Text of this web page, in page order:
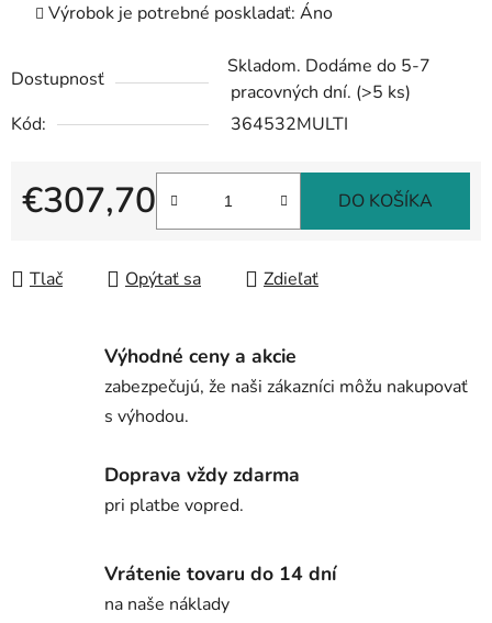
Výrobok je potrebné poskladať: Áno
Dostupnosť
Skladom. Dodáme do 5-7
pracovných dní. (>5 ks)
Kód:
364532MULTI
€307,70 DO KOŠÍKA
Tlač Opýtať sa Zdieľať
Výhodné ceny a akcie
zabezpečujú, že naši zákazníci môžu nakupovať
s výhodou.
Doprava vždy zdarma
pri platbe vopred.
Vrátenie tovaru do 14 dní
na naše náklady